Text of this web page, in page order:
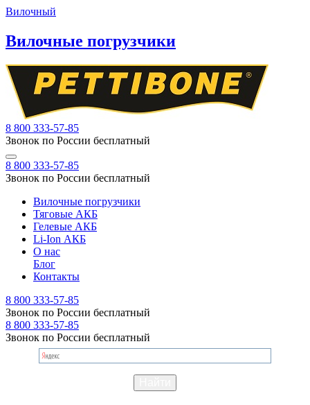
Вилочный
Вилочные погрузчики
8 800 333-57-85
Звонок по России бесплатный
8 800 333-57-85
Звонок по России бесплатный
Вилочные погрузчики
Тяговые АКБ
Гелевые АКБ
Li-Ion АКБ
О нас
Блог
Контакты
8 800 333-57-85
Звонок по России бесплатный
8 800 333-57-85
Звонок по России бесплатный